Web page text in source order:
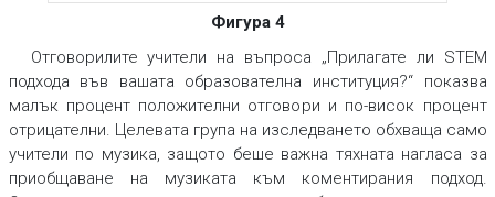
Фигура 4
Отговорилите учители на въпроса „Прилагате ли STEM
подхода във вашата образователна институция?“ показва
малък процент положителни отговори и по-висок процент
отрицателни. Целевата група на изследването обхваща само
учители по музика, защото беше важна тяхната нагласа за
приобщаване на музиката към коментирания подход.